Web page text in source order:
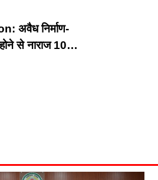
की क्रिटिकल
राज्य बनाने का
अवैध निर्माण-
होने से नाराज 10
अल्टीमेटम; धरना-